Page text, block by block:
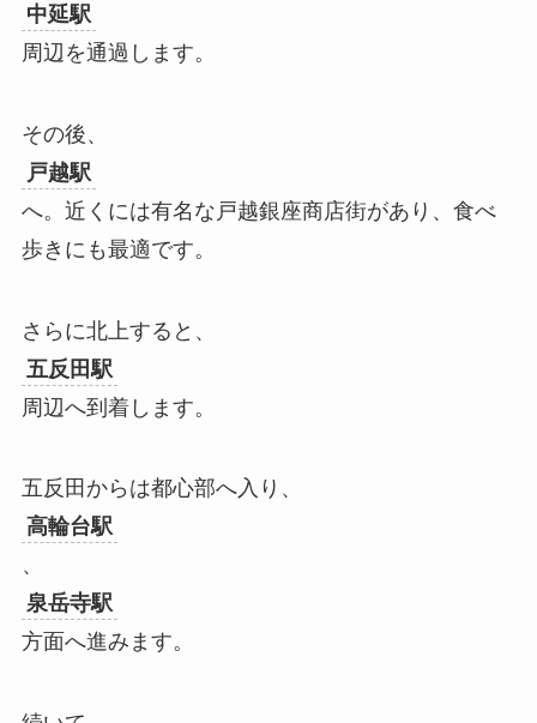
中延駅
周辺を通過します。
その後、
戸越駅
へ。近くには有名な戸越銀座商店街があり、食べ
歩きにも最適です。
さらに北上すると、
五反田駅
周辺へ到着します。
五反田からは都心部へ入り、
高輪台駅
、
泉岳寺駅
方面へ進みます。